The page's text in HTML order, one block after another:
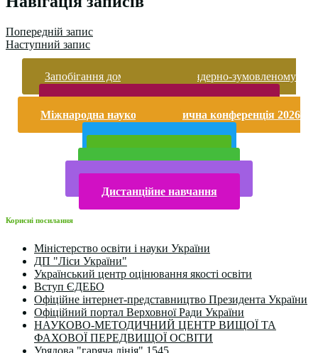
Попередній запис
Наступний запис
Запобігання домашньому та гендерно-зумовленому
Міжнародна науково-практична конференція 2026
Дистанційне навчання
Корисні посилання
Міністерство освіти і науки України
ДП "Ліси України"
Український центр оцінювання якості освіти
Вступ ЄДЕБО
Офіційне інтернет-представництво Президента України
Офіційний портал Верховної Ради України
НАУКОВО-МЕТОДИЧНИЙ ЦЕНТР ВИЩОЇ ТА
ФАХОВОЇ ПЕРЕДВИЩОЇ ОСВІТИ